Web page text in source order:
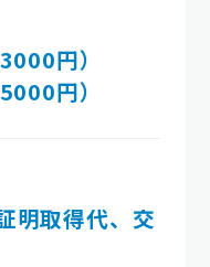
円）
円）
明取得代、交